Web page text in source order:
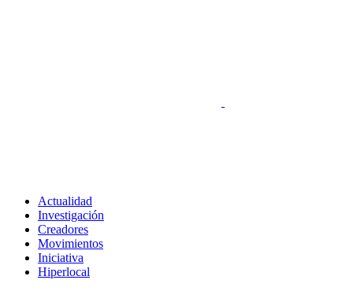
Actualidad
Investigación
Creadores
Movimientos
Iniciativa
Hiperlocal